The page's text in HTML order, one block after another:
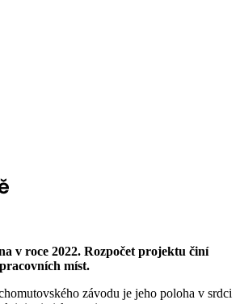
v roce 2022. Rozpočet projektu činí
míst.
závodu je jeho poloha v srdci